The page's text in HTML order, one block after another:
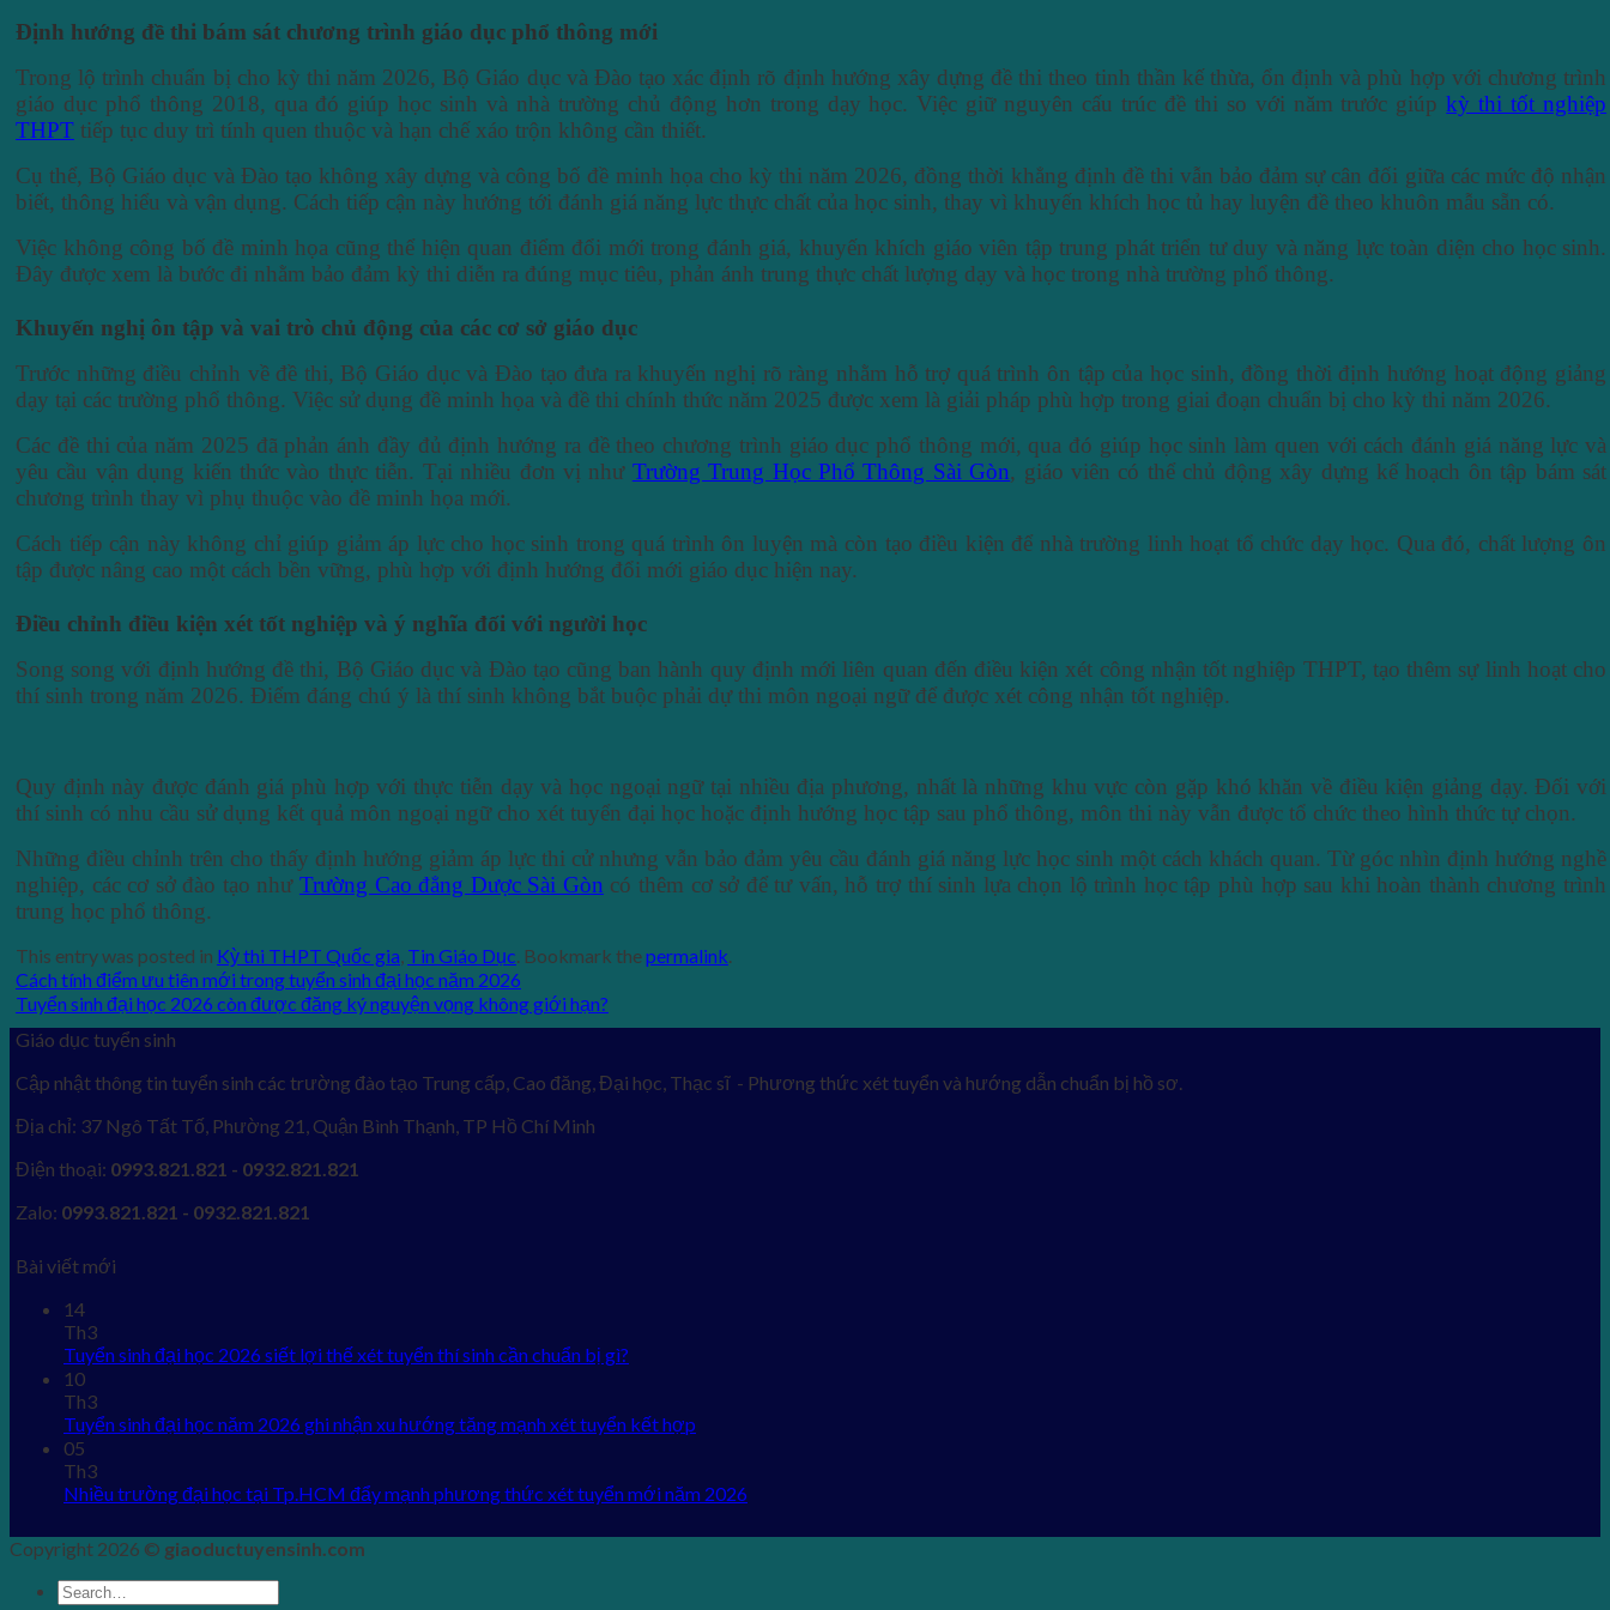
Định hướng đề thi bám sát chương trình giáo dục phổ thông mới
Trong lộ trình chuẩn bị cho kỳ thi năm 2026, Bộ Giáo dục và Đào tạo xác định rõ định hướng xây dựng đề thi theo tinh thần kế thừa, ổn định và phù hợp với chương trình
giáo dục phổ thông 2018, qua đó giúp học sinh và nhà trường chủ động hơn trong dạy học. Việc giữ nguyên cấu trúc đề thi so với năm trước giúpkỳ thi tốt nghiệp
THPT tiếp tục duy trì tính quen thuộc và hạn chế xáo trộn không cần thiết.
Cụ thể, Bộ Giáo dục và Đào tạo không xây dựng và công bố đề minh họa cho kỳ thi năm 2026, đồng thời khẳng định đề thi vẫn bảo đảm sự cân đối giữa các mức độ nhận
biết, thông hiểu và vận dụng. Cách tiếp cận này hướng tới đánh giá năng lực thực chất của học sinh, thay vì khuyến khích học tủ hay luyện đề theo khuôn mẫu sẵn có.
Việc không công bố đề minh họa cũng thể hiện quan điểm đổi mới trong đánh giá, khuyến khích giáo viên tập trung phát triển tư duy và năng lực toàn diện cho học sinh.
Đây được xem là bước đi nhằm bảo đảm kỳ thi diễn ra đúng mục tiêu, phản ánh trung thực chất lượng dạy và học trong nhà trường phổ thông.
Khuyến nghị ôn tập và vai trò chủ động của các cơ sở giáo dục
Trước những điều chỉnh về đề thi, Bộ Giáo dục và Đào tạo đưa ra khuyến nghị rõ ràng nhằm hỗ trợ quá trình ôn tập của học sinh, đồng thời định hướng hoạt động giảng
dạy tại các trường phổ thông. Việc sử dụng đề minh họa và đề thi chính thức năm 2025 được xem là giải pháp phù hợp trong giai đoạn chuẩn bị cho kỳ thi năm 2026.
Các đề thi của năm 2025 đã phản ánh đầy đủ định hướng ra đề theo chương trình giáo dục phổ thông mới, qua đó giúp học sinh làm quen với cách đánh giá năng lực và
yêu cầu vận dụng kiến thức vào thực tiễn. Tại nhiều đơn vị như Trường Trung Học Phổ Thông Sài Gòn, giáo viên có thể chủ động xây dựng kế hoạch ôn tập bám sát
chương trình thay vì phụ thuộc vào đề minh họa mới.
Cách tiếp cận này không chỉ giúp giảm áp lực cho học sinh trong quá trình ôn luyện mà còn tạo điều kiện để nhà trường linh hoạt tổ chức dạy học. Qua đó, chất lượng ôn
tập được nâng cao một cách bền vững, phù hợp với định hướng đổi mới giáo dục hiện nay.
Điều chỉnh điều kiện xét tốt nghiệp và ý nghĩa đối với người học
Song song với định hướng đề thi, Bộ Giáo dục và Đào tạo cũng ban hành quy định mới liên quan đến điều kiện xét công nhận tốt nghiệp THPT, tạo thêm sự linh hoạt cho
thí sinh trong năm 2026. Điểm đáng chú ý là thí sinh không bắt buộc phải dự thi môn ngoại ngữ để được xét công nhận tốt nghiệp.
Quy định này được đánh giá phù hợp với thực tiễn dạy và học ngoại ngữ tại nhiều địa phương, nhất là những khu vực còn gặp khó khăn về điều kiện giảng dạy. Đối với
thí sinh có nhu cầu sử dụng kết quả môn ngoại ngữ cho xét tuyển đại học hoặc định hướng học tập sau phổ thông, môn thi này vẫn được tổ chức theo hình thức tự chọn.
Những điều chỉnh trên cho thấy định hướng giảm áp lực thi cử nhưng vẫn bảo đảm yêu cầu đánh giá năng lực học sinh một cách khách quan. Từ góc nhìn định hướng nghề
nghiệp, các cơ sở đào tạo như Trường Cao đẳng Dược Sài Gòn có thêm cơ sở để tư vấn, hỗ trợ thí sinh lựa chọn lộ trình học tập phù hợp sau khi hoàn thành chương trình
trung học phổ thông.
This entry was posted in Kỳ thi THPT Quốc gia, Tin Giáo Dục. Bookmark thepermalink.
Cách tính điểm ưu tiên mới trong tuyển sinh đại học năm 2026
Tuyển sinh đại học 2026 còn được đăng ký nguyện vọng không giới hạn?
Giáo dục tuyển sinh
Cập nhật thông tin tuyển sinh các trường đào tạo Trung cấp, Cao đăng, Đại học, Thạc sĩ - Phương thức xét tuyển và hướng dẫn chuẩn bị hồ sơ.
Địa chỉ: 37 Ngô Tất Tố, Phường 21, Quận Bình Thạnh, TP Hồ Chí Minh
Điện thoại: 0993.821.821 - 0932.821.821
Zalo: 0993.821.821 - 0932.821.821
Bài viết mới
14
Th3
Tuyển sinh đại học 2026 siết lợi thế xét tuyển thí sinh cần chuẩn bị gì?
10
Th3
Tuyển sinh đại học năm 2026 ghi nhận xu hướng tăng mạnh xét tuyển kết hợp
05
Th3
Nhiều trường đại học tại Tp.HCM đẩy mạnh phương thức xét tuyển mới năm 2026
Copyright 2026 © giaoductuyensinh.com